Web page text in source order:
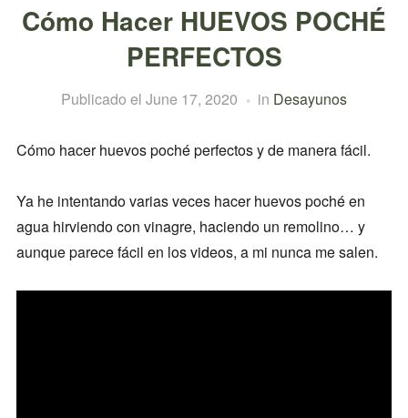
Cómo Hacer HUEVOS POCHÉ
PERFECTOS
Publicado el June 17, 2020 in Desayunos
Cómo hacer huevos poché perfectos y de manera fácil.
Ya he intentando varias veces hacer huevos poché en
agua hirviendo con vinagre, haciendo un remolino… y
aunque parece fácil en los videos, a mi nunca me salen.